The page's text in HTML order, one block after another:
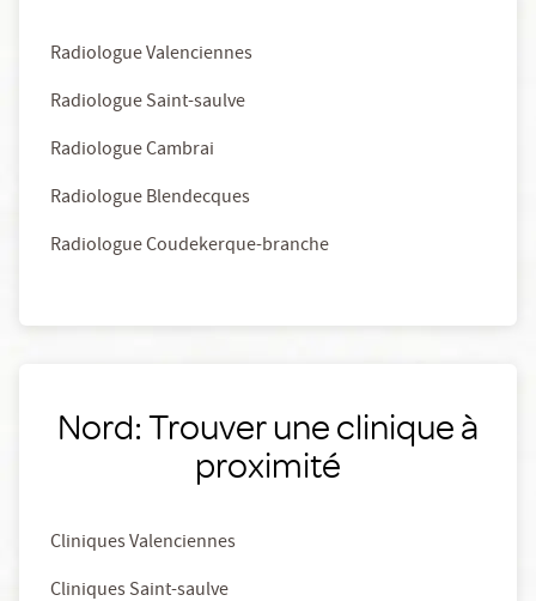
Radiologue Valenciennes
Radiologue Saint-saulve
Radiologue Cambrai
Radiologue Blendecques
Radiologue Coudekerque-branche
Nord: Trouver une clinique à
proximité
Cliniques Valenciennes
Cliniques Saint-saulve